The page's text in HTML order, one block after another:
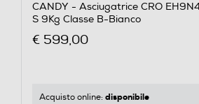
CANDY - Asciugatrice CRO
S 9Kg Classe B-Bianco
€ 599,00
Acquisto online: disponibile